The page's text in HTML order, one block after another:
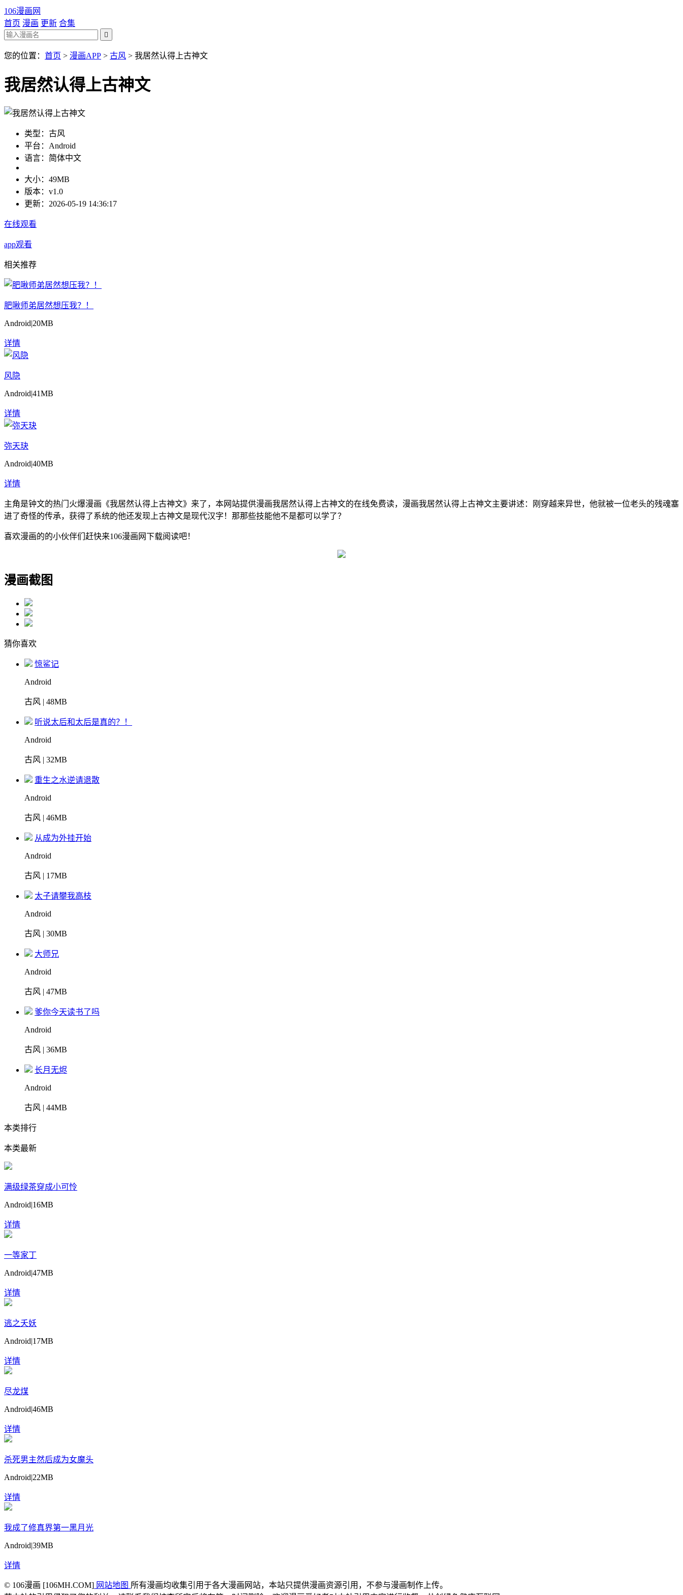
106漫画网
首页 漫画 更新 合集

您的位置： 首页 > 漫画APP > 古风 > 我居然认得上古神文
我居然认得上古神文
类型：古风
平台：Android
语言：简体中文
大小：49MB
版本：v1.0
更新：2026-05-19 14:36:17
在线观看
app观看
相关推荐
肥啾师弟居然想压我？！
Android|20MB
详情
风隐
Android|41MB
详情
弥天玦
Android|40MB
详情
主角是钟文的热门火爆漫画《我居然认得上古神文》来了，本网站提供漫画我居然认得上古神文的在线免费读，漫画我居然认得上古神文主要讲述：刚穿越来异世，他就被一位老头的残魂塞
进了奇怪的传承，获得了系统的他还发现上古神文是现代汉字！那那些技能他不是都可以学了？
喜欢漫画的的小伙伴们赶快来106漫画网下载阅读吧！
漫画截图
猜你喜欢
惊鲨记
Android
古风 | 48MB
听说太后和太后是真的？！
Android
古风 | 32MB
重生之水逆请退散
Android
古风 | 46MB
从成为外挂开始
Android
古风 | 17MB
太子请攀我高枝
Android
古风 | 30MB
大师兄
Android
古风 | 47MB
爹你今天读书了吗
Android
古风 | 36MB
长月无烬
Android
古风 | 44MB
本类排行
本类最新
满级绿茶穿成小可怜
Android|16MB
详情
一等家丁
Android|47MB
详情
逃之夭妖
Android|17MB
详情
尽龙煤
Android|46MB
详情
杀死男主然后成为女魔头
Android|22MB
详情
我成了修真界第一黑月光
Android|39MB
详情
© 106漫画 [106MH.COM] 网站地图 所有漫画均收集引用于各大漫画网站，本站只提供漫画资源引用，不参与漫画制作上传。